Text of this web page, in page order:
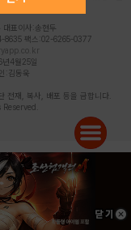
대표이사:송현두
8635 팩스:02-6265-0377
4월25일
:김동욱
전재, 복사, 배포 등을 금합니다.